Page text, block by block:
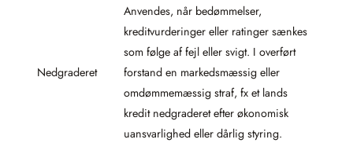
Nedgraderet
Anvendes, når bedømmelser,
kreditvurderinger eller ratinger sænkes
som følge af fejl eller svigt. I overført
forstand en markedsmæssig eller
omdømmemæssig straf, fx et lands
kredit nedgraderet efter økonomisk
uansvarlighed eller dårlig styring.